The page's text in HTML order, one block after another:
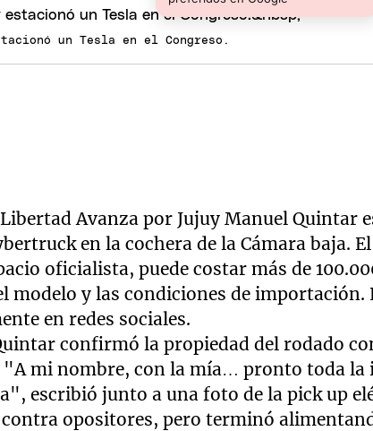
un Tesla en el Congreso.
Avanza por Jujuy Manuel Quintar
en la cochera de la Cámara baja.
oficialista, puede costar más de
modelo y las condiciones de importación.
en redes sociales.
confirmó la propiedad del rodado
"A mi nombre, con la mía… pronto toda la
escribió junto a una foto de la pick up
opositores, pero terminó